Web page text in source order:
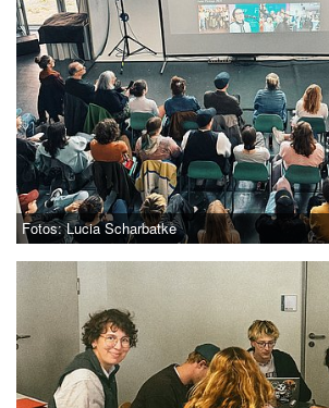
Fotos: Lucia Scharbatke